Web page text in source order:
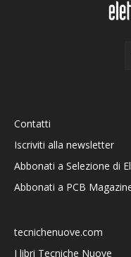
Contatti
Iscriviti alla newsletter
Abbonati a Selezione di
Abbonati a PCB
tecnichenuove.com
I libri Tecniche Nuove